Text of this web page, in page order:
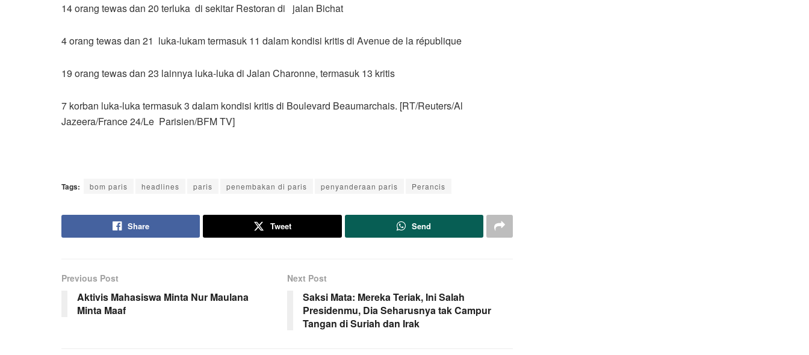
14 orang tewas dan 20 terluka di sekitar Restoran di jalan Bichat
4 orang tewas dan 21 luka-lukam termasuk 11 dalam kondisi kritis di Avenue de la république
19 orang tewas dan 23 lainnya luka-luka di Jalan Charonne, termasuk 13 kritis
7 korban luka-luka termasuk 3 dalam kondisi kritis di Boulevard Beaumarchais. [RT/Reuters/Al
Jazeera/France 24/Le Parisien/BFM TV]
Tags: bom paris headlines paris penembakan di paris penyanderaan paris Perancis
Share Tweet Send
Previous Post
Aktivis Mahasiswa Minta Nur Maulana
Minta Maaf
Next Post
Saksi Mata: Mereka Teriak, Ini Salah
Presidenmu, Dia Seharusnya tak Campur
Tangan di Suriah dan Irak